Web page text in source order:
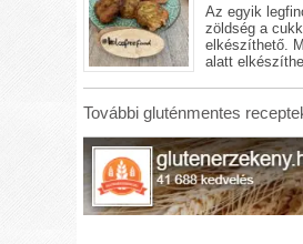
Az egyik
zöldség a
elkészíthető.
alatt
További gluténmentes